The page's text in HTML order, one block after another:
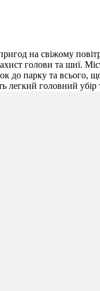
на свіжому
голови та шиї.
до парку та
легкий головний убір